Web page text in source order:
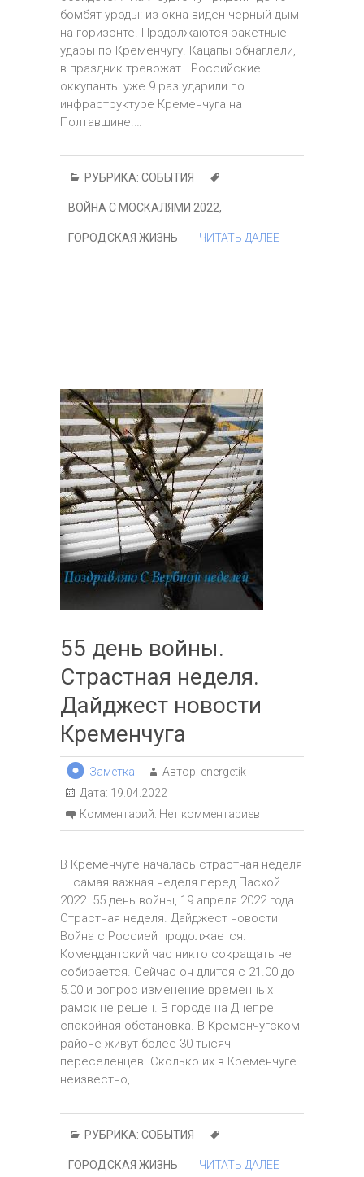
бомбят уроды: из окна виден черный дым
на горизонте. Продолжаются ракетные
удары по Кременчугу. Кацапы обнаглели,
в праздник тревожат. Российские
оккупанты уже 9 раз ударили по
инфраструктуре Кременчуга на
Полтавщине.…
РУБРИКА: СОБЫТИЯ
ВОЙНА С МОСКАЛЯМИ 2022,
ГОРОДСКАЯ ЖИЗНЬ ЧИТАТЬ ДАЛЕЕ
55 день войны.
Страстная неделя.
Дайджест новости
Кременчуга
Заметка Автор: energetik
Дата: 19.04.2022
Комментарий: Нет комментариев
В Кременчуге началась страстная неделя
— самая важная неделя перед Пасхой
2022. 55 день войны, 19.апреля 2022 года
Страстная неделя. Дайджест новости
Война с Россией продолжается.
Комендантский час никто сокращать не
собирается. Сейчас он длится с 21.00 до
5.00 и вопрос изменение временных
рамок не решен. В городе на Днепре
спокойная обстановка. В Кременчугском
районе живут более 30 тысяч
переселенцев. Сколько их в Кременчуге
неизвестно,…
РУБРИКА: СОБЫТИЯ
ГОРОДСКАЯ ЖИЗНЬ ЧИТАТЬ ДАЛЕЕ